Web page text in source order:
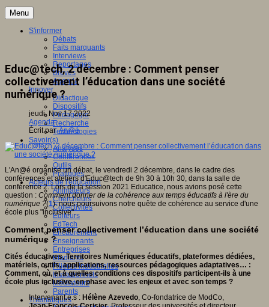
Menu
S'informer
Débats
Faits marquants
Interviews
Reportages
Brèves
Agenda
Innover
Didactique
Dispositifs
Pédagogie
Recherche
Technologies
Savoir(s)
Analyses
Conférences
Outils
Pratiques
Acteurs de l'éducation
Animateurs
Chercheurs
Collectivités
Editeurs
EdTech
Encadrement
Enseignants
Entreprises
Etudiants
Filières industrielles
Institutionnels
Médiateurs
Parents
Thématiques
Educ@tech, 2 décembre : Comment penser
collectivement l’éducation dans une société
numérique ?
jeudi, Nov 17 2022
Agenda
Écrit parAn@é
L'An@é organise un débat, le vendredi 2 décembre, dans le cadre des
conférences et ateliers d'Educ@tech de 9h 30 à 10h 30, dans la salle de
conférence 2. Lors de la session 2021 Educatice, nous avions posé cette
question : Comment donner de la cohérence aux temps éducatifs à l'ère du
numérique ?(1). nous poursuivons notre quête de cohérence au service d'une
école plus "inclusive".
Comment penser collectivement l’éducation dans une société
numérique ?
Cités éducatives, Territoires Numériques éducatifs, plateformes dédiées,
matériels, outils, applications, ressources pédagogiques adaptatives… :
Comment, où, et à quelles conditions ces dispositifs participent-ils à une
école plus inclusive, en phase avec les enjeux et avec son temps ?
Intervenant.e.s : Hélène Azevedo, Co-fondatrice de ModCo,